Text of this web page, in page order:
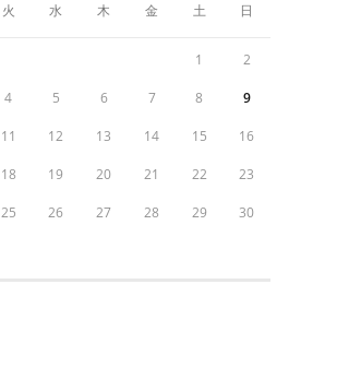
火 水 木 金 土 日
1 2
4 5 6 7 8 9
11 12 13 14 15 16
18 19 20 21 22 23
25 26 27 28 29 30